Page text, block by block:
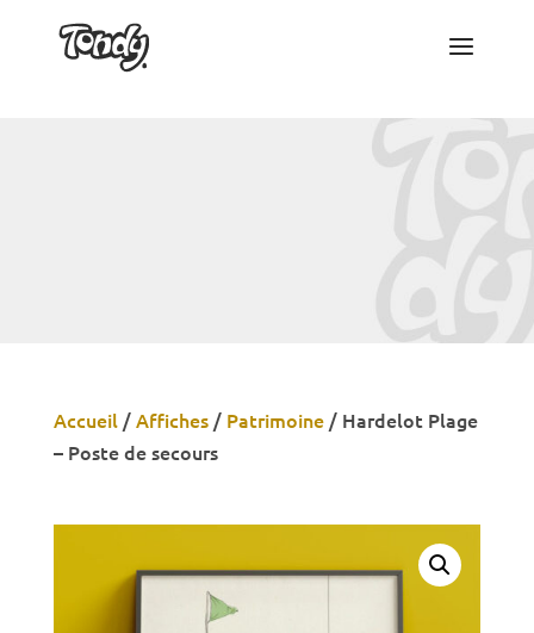
Accueil/Affiches/ Patrimoine/ Hardelot Plage
– Poste de secours